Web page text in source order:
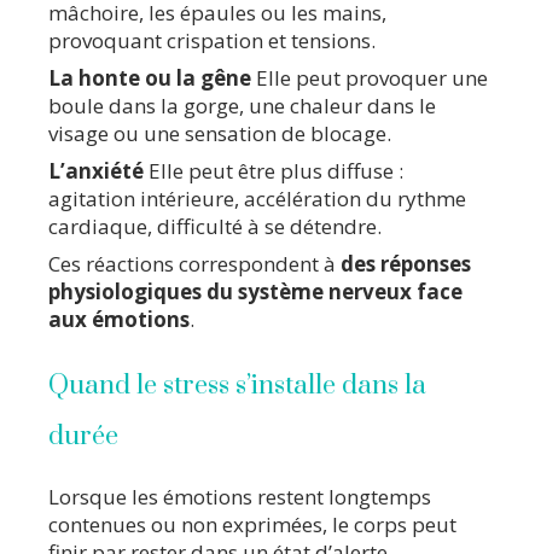
mâchoire, les épaules ou les mains,
provoquant crispation et tensions.
La honte ou la gêne Elle peut provoquer une
boule dans la gorge, une chaleur dans le
visage ou une sensation de blocage.
L’anxiété Elle peut être plus diffuse :
agitation intérieure, accélération du rythme
cardiaque, difficulté à se détendre.
Ces réactions correspondent à des réponses
physiologiques du système nerveux face
aux émotions.
Quand le stress s’installe dans la
durée
Lorsque les émotions restent longtemps
contenues ou non exprimées, le corps peut